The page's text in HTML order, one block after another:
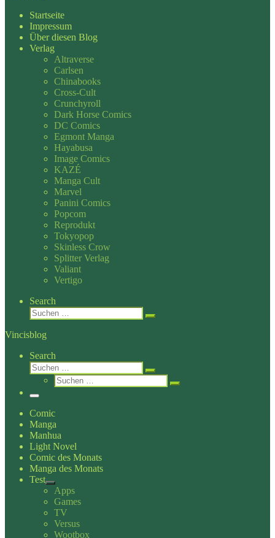
Startseite
Impressum
Über diesen Blog
Verlag
Altraverse
Carlsen
Chinabooks
Cross-Cult
Crunchyroll
Dark Horse Comics
DC Comics
Egmont Manga
Hayabusa
Image Comics
KAZÉ
Manga Cult
Marvel
Panini Comics
Popcom
Reprodukt
Tokyopop
Skinless Crow
Splitter Verlag
Valiant
Vertigo
Search
Suche
Suchen …
Vincisblog
Search
Suche
Suchen …
Suche
Suchen …
Menü
Comic
Manga
Manhua
Light Novel
Comic des Monats
Manga des Monats
Test
Apps
Games
TV
Versus
Wootbox